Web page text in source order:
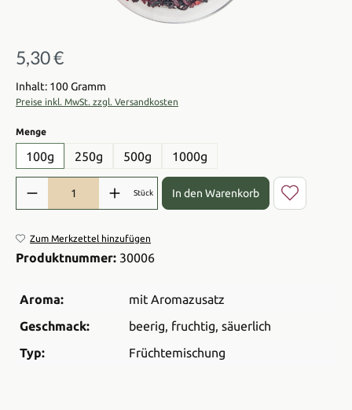
Regulärer Preis:
5,30 €
Inhalt: 100 Gramm
Preise inkl. MwSt. zzgl. Versandkosten
Mengeauswählen
100g 250g 500g 1000g
Produkt Anzahl: Gib den gewünschten Wert ein oder benutze die
Stück In den Warenkorb
Zum Merkzettel hinzufügen
Produktnummer: 30006
Aroma:
mit Aromazusatz
Geschmack:
beerig, fruchtig, säuerlich
Typ:
Früchtemischung